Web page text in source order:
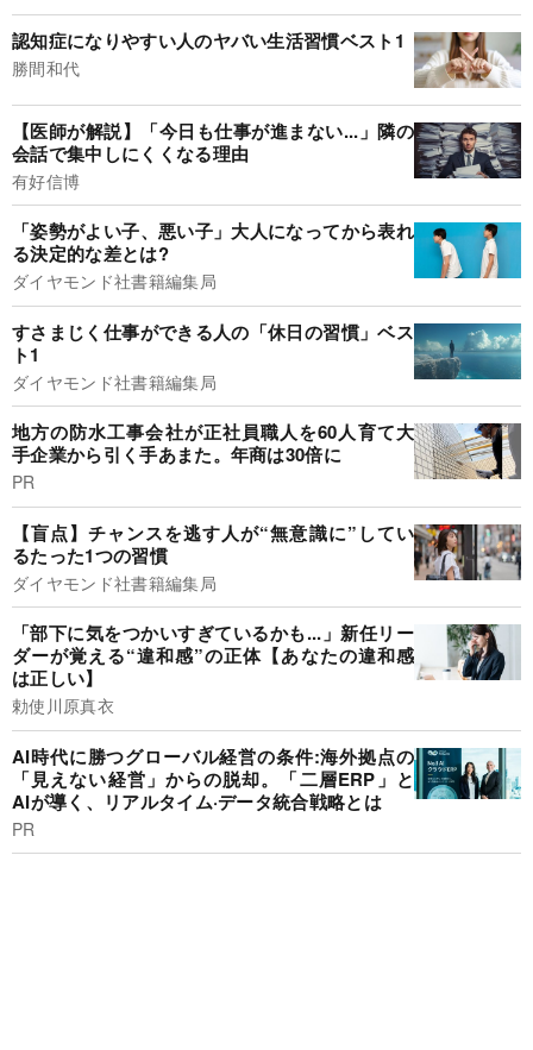
認知症になりやすい人のヤバい生活習慣ベスト1
勝間和代
【医師が解説】「今日も仕事が進まない...」隣の
会話で集中しにくくなる理由
有好信博
「姿勢がよい子、悪い子」大人になってから表れ
る決定的な差とは?
ダイヤモンド社書籍編集局
すさまじく仕事ができる人の「休日の習慣」ベス
ト1
ダイヤモンド社書籍編集局
地方の防水工事会社が正社員職人を60人育て大
手企業から引く手あまた。年商は30倍に
PR
【盲点】チャンスを逃す人が“無意識に”してい
るたった1つの習慣
ダイヤモンド社書籍編集局
「部下に気をつかいすぎているかも...」新任リー
ダーが覚える“違和感”の正体【あなたの違和感
は正しい】
勅使川原真衣
AI時代に勝つグローバル経営の条件:海外拠点の
「見えない経営」からの脱却。「二層ERP」と
AIが導く、リアルタイム·データ統合戦略とは
PR